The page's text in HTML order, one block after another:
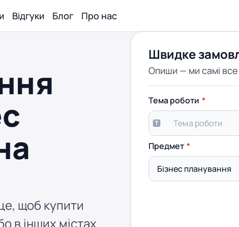
Відгуки Блог Про нас
щоб купити
в інших містах
Швидке
Опиши — ми самі
Тема роботи
Предмет